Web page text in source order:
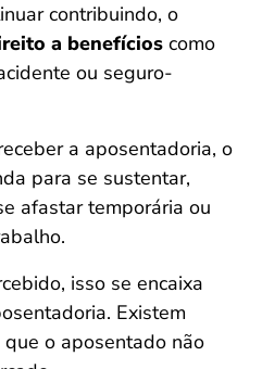
contribuindo, o
a benefícios como
ou seguro-
a aposentadoria, o
para se sustentar,
afastar temporária ou
isso se encaixa
Existem
o aposentado não